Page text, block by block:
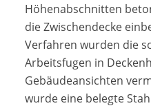
Höhenabschnitten
die Zwischendecke
Verfahren wurden die
Arbeitsfugen in
Gebäudeansichten
wurde eine belegte